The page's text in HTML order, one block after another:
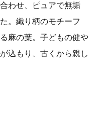
わせ、ピュアで無垢
。織り柄のモチーフ
麻の葉。子どもの健や
込もり、古くから親し